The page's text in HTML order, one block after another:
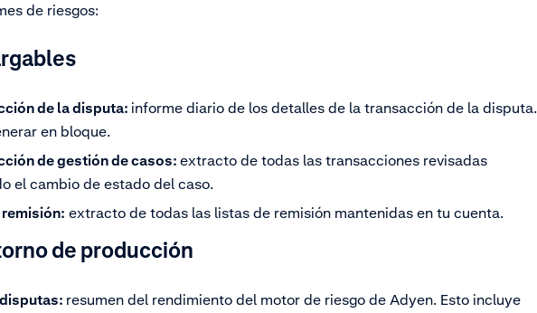
de riesgos:
de la disputa: informe diario de los detalles de la transacción de la disputa.
en bloque.
de gestión de casos: extracto de todas las transacciones revisadas
el cambio de estado del caso.
extracto de todas las listas de remisión mantenidas en tu cuenta.
de producción
resumen del rendimiento del motor de riesgo de Adyen. Esto incluye